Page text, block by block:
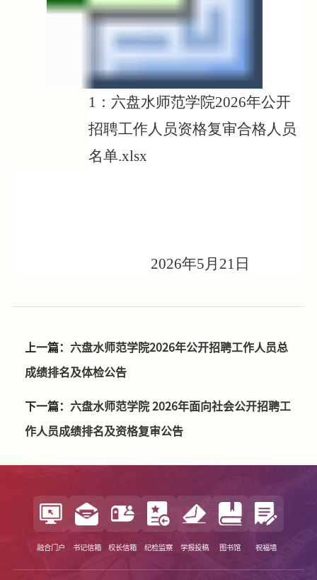
1：六盘水师范学院2026年公开
招聘工作人员资格复审合格人员
名单.xlsx
2026年5月 21 日
上一篇： 六盘水师范学院2026年公开招聘工作人员总
成绩排名及体检公告
下一篇： 六盘水师范学院 2026年面向社会公开招聘工
作人员成绩排名及资格复审公告
融合门户 书记信箱 校长信箱 纪检监察 学报投稿 图书馆 祝福墙